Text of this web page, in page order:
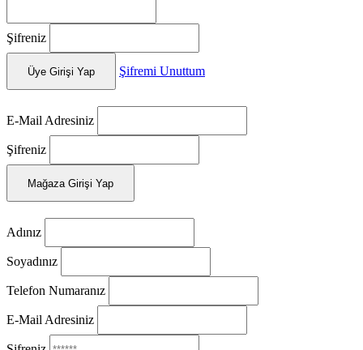
Şifreniz
Üye Girişi Yap Şifremi Unuttum
E-Mail Adresiniz
Şifreniz
Mağaza Girişi Yap
Adınız
Soyadınız
Telefon Numaranız
E-Mail Adresiniz